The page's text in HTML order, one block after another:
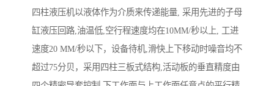
四柱液压机以液体作为介质来传递能量, 采用先进的子母
缸液压回路,油温低,空行程速度均在10MM/秒以上, 工进
速度20 MM/秒以下，设备待机,滑快上下移动时噪音均不
超过75分贝，采用四柱三板式结构,活动板的垂直精度由